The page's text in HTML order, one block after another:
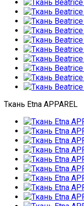
Ткань Etna APPAREL